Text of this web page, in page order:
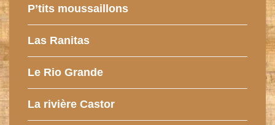
P’tits moussaillons
Las Ranitas
Le Rio Grande
La rivière Castor